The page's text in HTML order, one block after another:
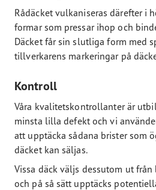
Rådäcket vulkaniseras därefter i
formar som pressar ihop och
Däcket får sin slutliga form med
tillverkarens markeringar på
Kontroll
Våra kvalitetskontrollanter är
minsta lilla defekt och vi
att upptäcka sådana brister som
däcket kan säljas.
Vissa däck väljs dessutom ut
och på så sätt upptäcks